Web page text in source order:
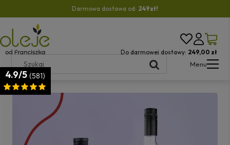
Darmowa dostawa od: 249zł!
Do darmowej dostawy: 249,00 zł
Menu
4.9/5 (581)